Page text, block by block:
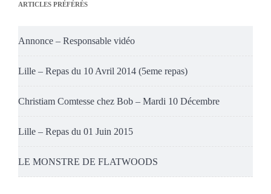
ARTICLES PRÉFÉRÉS
Annonce – Responsable vidéo
Lille – Repas du 10 Avril 2014 (5eme repas)
Christiam Comtesse chez Bob – Mardi 10 Décembre
Lille – Repas du 01 Juin 2015
LE MONSTRE DE FLATWOODS